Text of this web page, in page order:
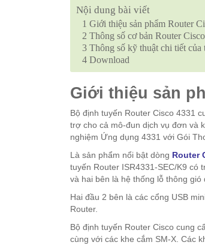
Nội dung bài viết
1 Giới thiệu sản phẩm Router
2 Thông số cơ bản Router
3 Thông số kỹ thuật chi tiết
4 Download
Giới thiệu sản
Bộ định tuyến Router Cisco 4331
trợ cho cả mô-đun dịch vụ đơn và
nghiệm Ứng dụng 4331 với Gói
Là sản phẩm nổi bật dòng Router
tuyến Router ISR4331-SEC/K9 có
và hai bên là hệ thống lỗ thông
Hai đầu 2 bên là các cổng USB
Router.
Bộ định tuyến Router Cisco cung
cùng với các khe cắm SM-X. Các